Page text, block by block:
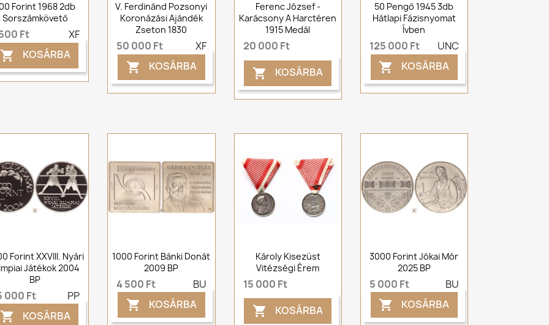
Forint 1968 2db
Sorszámkövető
Ft XF
 KOSÁRBA
V. Ferdinánd Pozsonyi
Koronázási Ajándék
Zseton 1830
50 000 Ft XF
 KOSÁRBA
Ferenc József -
Karácsony A Harctéren
1915 Medál
20 000 Ft
 KOSÁRBA
50 Pengő 1945 3db
Hátlapi Fázisnyomat
Ívben
125 000 Ft UNC
 KOSÁRBA
Forint XXVIII. Nyári
Játékok 2004
BP
000 Ft PP
 KOSÁRBA
1000 Forint Bánki Donát
2009 BP
4 500 Ft BU
 KOSÁRBA
Károly Kisezüst
Vitézségi Érem
15 000 Ft
 KOSÁRBA
3000 Forint Jókai Mór
2025 BP
5 000 Ft BU
 KOSÁRBA